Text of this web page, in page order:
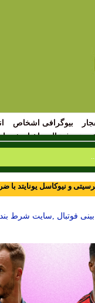
بیوگرافی اشخاص
بینی فوتبال اخبار شرط
و نیوکاسل یونایتد با
فوتبال ,سایت شرط